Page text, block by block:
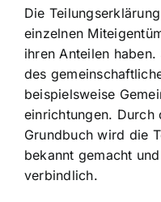
Die
einzelnen
ihren Anteilen
des
beispielsweise
einrichtungen. Durch
Grundbuch wird die
bekannt gemacht
verbindlich.